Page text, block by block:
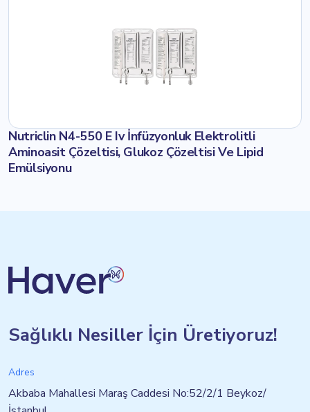
Nutriclin N4-550 E Iv İnfüzyonluk Elektrolitli
Aminoasit Çözeltisi, Glukoz Çözeltisi Ve Lipid
Emülsiyonu
Sağlıklı Nesiller İçin Üretiyoruz!
Adres
Akbaba Mahallesi Maraş Caddesi No:52/2/1 Beykoz/